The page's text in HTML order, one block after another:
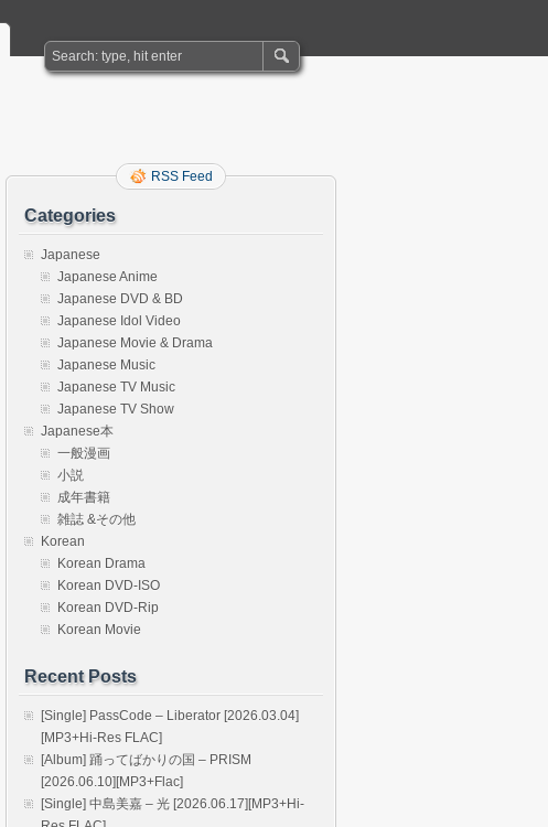
RSS Feed
Categories
Japanese
Japanese Anime
Japanese DVD & BD
Japanese Idol Video
Japanese Movie & Drama
Japanese Music
Japanese TV Music
Japanese TV Show
Japanese本
一般漫画
小説
成年書籍
雑誌 &その他
Korean
Korean Drama
Korean DVD-ISO
Korean DVD-Rip
Korean Movie
Recent Posts
[Single] PassCode – Liberator [2026.03.04]
[MP3+Hi-Res FLAC]
[Album] 踊ってばかりの国 – PRISM
[2026.06.10][MP3+Flac]
[Single] 中島美嘉 – 光 [2026.06.17][MP3+Hi-